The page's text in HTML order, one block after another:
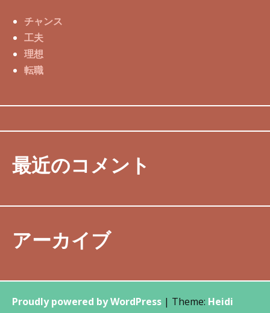
チャンス
工夫
理想
転職
最近のコメント
アーカイブ
Proudly powered by WordPress | Theme: Heidi